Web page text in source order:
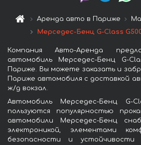
Аренда авто в Париже
Мерседес-Бенц G-Class
Компания Авто-Аренда
автомобиль Мерседес-Бенц G-
Париже. Вы можете заказать и
Париже автомобиля с доставкой
ж/д вокзал.
Автомобиль Мерседес-Бенц G-
пользуются популярностью
автомобили Мерседес-Бенц
электроникой, элементами
безопасности и